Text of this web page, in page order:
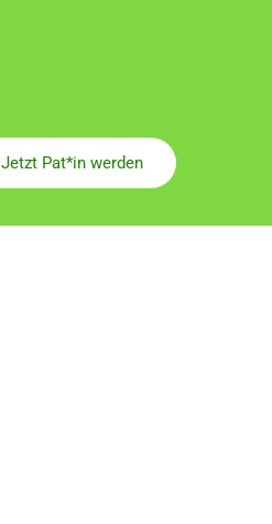
Jetzt Pat*in werden